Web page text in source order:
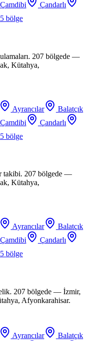
Çamdibi
Çandarlı
bölge
207 bölgede —
Kütahya,
Ayrancılar
Balatçık
Çamdibi
Çandarlı
bölge
takibi. 207 bölgede —
Kütahya,
Ayrancılar
Balatçık
Çamdibi
Çandarlı
bölge
207 bölgede — İzmir,
Afyonkarahisar.
Ayrancılar Balatçık